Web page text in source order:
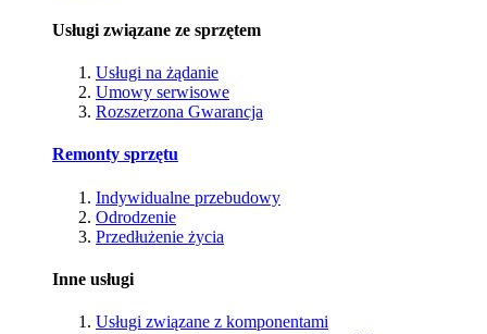
Usługi związane ze sprzętem
Usługi na żądanie
Umowy serwisowe
Rozszerzona Gwarancja
Remonty sprzętu
Indywidualne przebudowy
Odrodzenie
Przedłużenie życia
Inne usługi
Usługi związane z komponentami